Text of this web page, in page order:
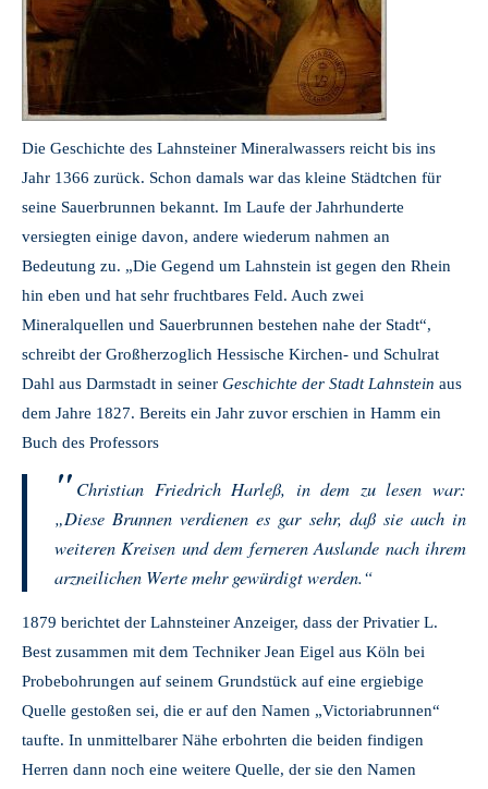
Die Geschichte des Lahnsteiner Mineralwassers reicht bis ins
Jahr 1366 zurück. Schon damals war das kleine Städtchen für
seine Sauerbrunnen bekannt. Im Laufe der Jahrhunderte
versiegten einige davon, andere wiederum nahmen an
Bedeutung zu. „Die Gegend um Lahnstein ist gegen den Rhein
hin eben und hat sehr fruchtbares Feld. Auch zwei
Mineralquellen und Sauerbrunnen bestehen nahe der Stadt“,
schreibt der Großherzoglich Hessische Kirchen- und Schulrat
Dahl aus Darmstadt in seiner Geschichte der Stadt Lahnstein aus
dem Jahre 1827. Bereits ein Jahr zuvor erschien in Hamm ein
Buch des Professors
Christian Friedrich Harleß, in dem zu lesen war:
„Diese Brunnen verdienen es gar sehr, daß sie auch in
weiteren Kreisen und dem ferneren Auslande nach ihrem
arzneilichen Werte mehr gewürdigt werden.“
1879 berichtet der Lahnsteiner Anzeiger, dass der Privatier L.
Best zusammen mit dem Techniker Jean Eigel aus Köln bei
Probebohrungen auf seinem Grundstück auf eine ergiebige
Quelle gestoßen sei, die er auf den Namen „Victoriabrunnen“
taufte. In unmittelbarer Nähe erbohrten die beiden findigen
Herren dann noch eine weitere Quelle, der sie den Namen